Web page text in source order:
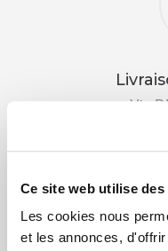
Ce site web utilise des
Les cookies nous
et les annonces,
Via